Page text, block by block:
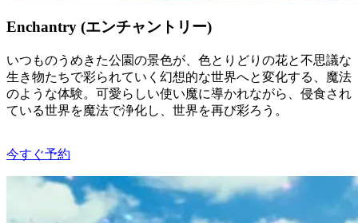
Enchantry (エンチャントリー)
いつものうめきた公園の景色が、色とりどりの花と不思議な
生き物たちで彩られていく幻想的な世界へと変化する、魔法
のような体験。可愛らしい使い魔に導かれながら、侵食され
ている世界を魔法で浄化し、世界を再び彩ろう。
今すぐ予約